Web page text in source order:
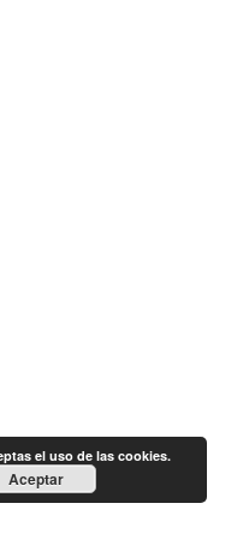
el uso de las cookies.
Aceptar